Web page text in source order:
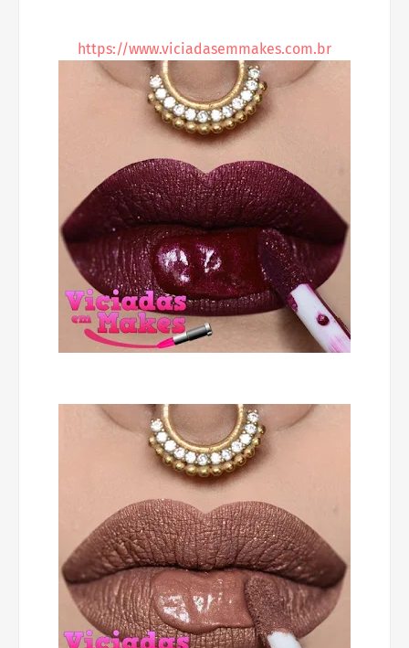
https://www.viciadasemmakes.com.br